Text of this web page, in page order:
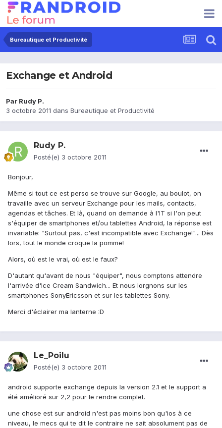
Bureautique et Productivité
Exchange et Android
Par Rudy P.
3 octobre 2011 dans Bureautique et Productivité
Rudy P.
Posté(e) 3 octobre 2011
Bonjour,
Même si tout ce est perso se trouve sur Google, au boulot, on
travaille avec un serveur Exchange pour les mails, contacts,
agendas et tâches. Et là, quand on demande à l'IT si l'on peut
s'équiper de smartphones et/ou tablettes Android, la réponse est
invariable: "Surtout pas, c'est incompatible avec Exchange!"... Dès
lors, tout le monde croque la pomme!
Alors, où est le vrai, où est le faux?
D'autant qu'avant de nous "équiper", nous comptons attendre
l'arrivée d'Ice Cream Sandwich... Et nous lorgnons sur les
smartphones SonyEricsson et sur les tablettes Sony.
Merci d'éclairer ma lanterne :D
Le_Poilu
Posté(e) 3 octobre 2011
android supporte exchange depuis la version 2.1 et le support a
été amélioré sur 2,2 pour le rendre complet.
une chose est sur android n'est pas moins bon qu'ios à ce
niveau, le mecs qui te dit le contraire ne sait absolument pas de